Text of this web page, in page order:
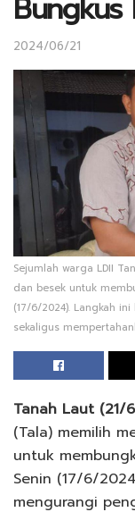
Bungkus
2024/06/21
Sejumlah warga LDII
dan besek untuk
(17/6/2024). Langkah
sekaligus
Tanah Laut (21/
(Tala) memilih
untuk
Senin (17/6/
mengurangi